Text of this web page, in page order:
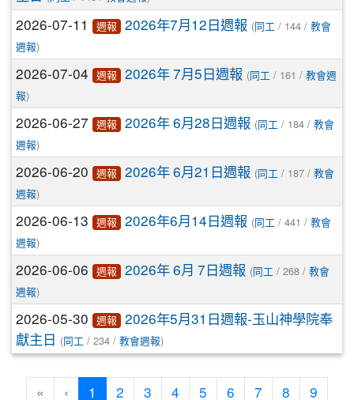
2026-07-11 週報 2026年7月12日週報 (同工 / 144 /教會
週報)
2026-07-04 週報 2026年 7月5日週報 (同工 / 161 /教會週
報)
2026-06-27 週報 2026年 6月28日週報 (同工 / 184 /教會
週報)
2026-06-20 週報 2026年 6月21日週報 (同工 / 187 /教會
週報)
2026-06-13 週報 2026年6月14日週報 (同工 / 441 /教會
週報)
2026-06-06 週報 2026年 6月 7日週報 (同工 / 268 /教會
週報)
2026-05-30 週報
2026年5月31日週報-玉山神學院奉
獻主日 (同工 / 234 / 教會週報)
« ‹ 1 (current)
2 3 4 5 6 7 8 9